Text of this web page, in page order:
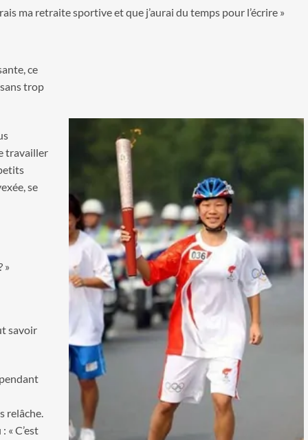
ma retraite sportive et que j’aurai du temps pour l’écrire »
ce
trop
travailler
se
»
savoir
relâche.
« C’est